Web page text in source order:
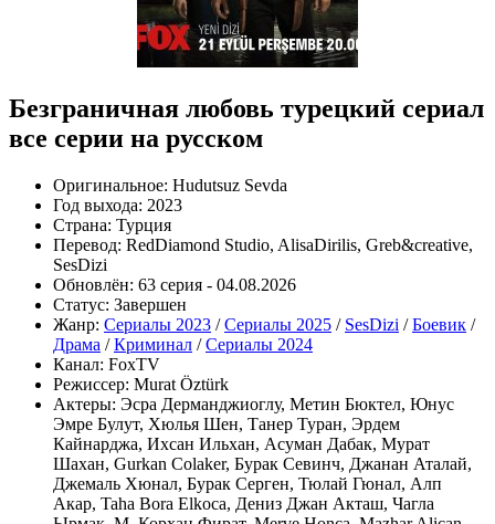
Безграничная любовь турецкий сериал
все серии на русском
Оригинальное: Hudutsuz Sevda
Год выхода: 2023
Страна: Турция
Перевод: RedDiamond Studio, AlisaDirilis, Greb&creative,
SesDizi
Обновлён: 63 серия - 04.08.2026
Статус: Завершен
Жанр: Сериалы 2023 /Сериалы 2025 / SesDizi /Боевик /
Драма /Криминал /Сериалы 2024
Канал: FoxTV
Режиссер: Murat Öztürk
Актеры: Эсра Дерманджиоглу, Метин Бюктел, Юнус
Эмре Булут, Хюлья Шен, Танер Туран, Эрдем
Кайнарджа, Ихсан Ильхан, Асуман Дабак, Мурат
Шахан, Gurkan Colaker, Бурак Севинч, Джанан Аталай,
Джемаль Хюнал, Бурак Серген, Тюлай Гюнал, Алп
Акар, Taha Bora Elkoca, Дениз Джан Акташ, Чагла